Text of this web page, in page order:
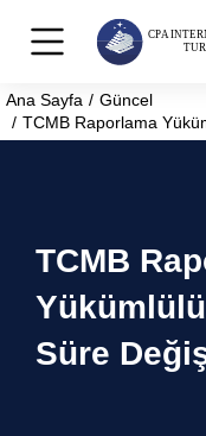
You are here:
Ana Sayfa
Güncel
TCMB Raporlama
TCMB
Süre